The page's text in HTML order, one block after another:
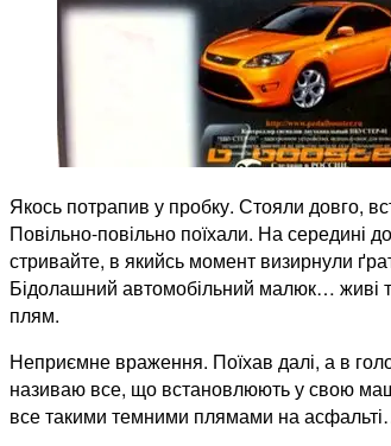
Якось потрапив у пробку. Стояли довго,
Повільно-повільно поїхали. На середині
стривайте, в якийсь момент визирнули
Бідолашний автомобільний малюк… живі
плям.
Неприємне враження. Поїхав далі, а в
називаю все, що встановлюють у свою
все такими темними плямами на